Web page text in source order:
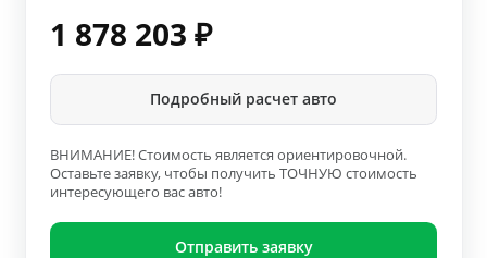
1 878 203 ₽
Подробный расчет авто
ВНИМАНИЕ! Стоимость является ориентировочной.
Оставьте заявку, чтобы получить ТОЧНУЮ стоимость
интересующего вас авто!
Отправить заявку